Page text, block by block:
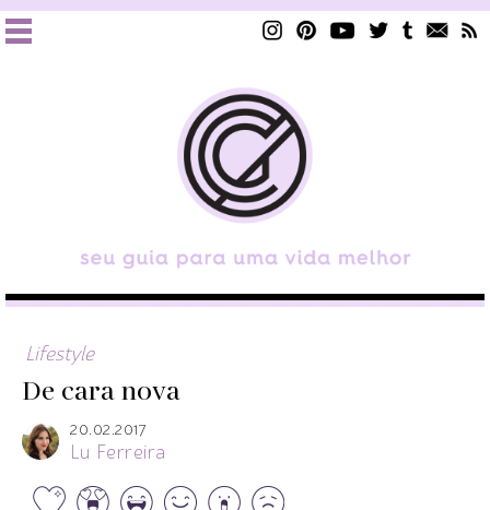
Lifestyle
De cara nova
20.02.2017
Lu Ferreira